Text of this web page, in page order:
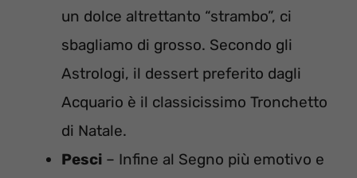
un dolce altrettanto “strambo”, ci
sbagliamo di grosso. Secondo gli
Astrologi, il dessert preferito dagli
Acquario è il classicissimo Tronchetto
di Natale.
Pesci – Infine al Segno più emotivo e